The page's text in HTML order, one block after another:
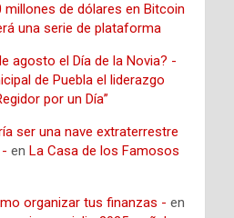
millones de dólares en Bitcoin
una serie de plataforma
agosto el Día de la Novia? -
de Puebla el liderazgo
por un Día”
ser una nave extraterrestre
enLa Casa de los Famosos
organizar tus finanzas - en